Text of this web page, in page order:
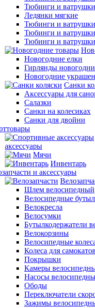
Тюбинги и
Ледянки мягкие
Тюбинги и
Тюбинги и
Тюбинги и
Новогодние елки
Гирлянды
Новогодние
Санки
Аксессуары для
Салазки
Санки на колесиках
Санки для двойни
аксессуары
Мячи
Инвентарь
и аксессуары
Шлем велосипедный
Велосипедные
Велокресла
Велосумки
Бутылкодержатели
Велокорзины
Велосипедные
Колеса для самокатов
Покрышки
Камеры
Насосы
Ободы
Переключатели
Зажимы